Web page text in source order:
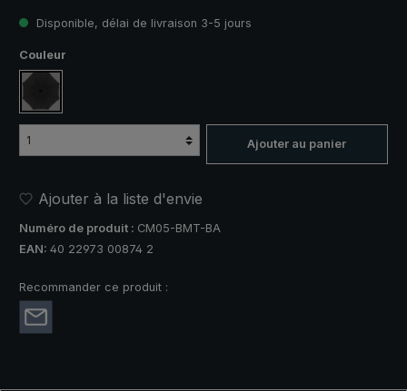
Disponible, délai de livraison 3-5 jours
Sélectionnez
Couleur
noir
Ajouter au panier
Ajouter à la liste d'envie
Numéro de produit : CM05-BMT-BA
EAN: 40 22973 00874 2
Recommander ce produit :